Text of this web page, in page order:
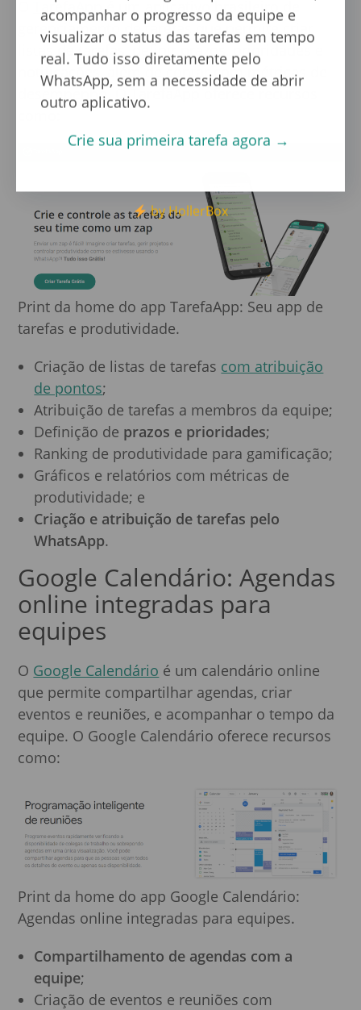
TarefaApp
é um aplicativo brasileiro de
gerenciamento de tarefas que permite criar
listas de tarefas, definir prazos, prioridades e
notificações, além de contar com métricas de
desempenho. O TarefaApp oferece recursos
Print da home do app TarefaApp: Seu app de
tarefas e produtividade.
Criação de listas de tarefas com atribuição
de pontos;
Atribuição de tarefas a membros da equipe;
Definição de prazos e prioridades;
Ranking de produtividade para gamificação;
Gráficos e relatórios com métricas de
produtividade; e
Criação e atribuição de tarefas pelo
WhatsApp.
Google Calendário: Agendas
online integradas para
equipes
O Google Calendário é um calendário online
que permite compartilhar agendas, criar
eventos e reuniões, e acompanhar o tempo da
equipe. O Google Calendário oferece recursos
como:
Print da home do app Google Calendário:
Agendas online integradas para equipes.
Compartilhamento de agendas com a
equipe;
Criação de eventos e reuniões com
acompanhar o progresso da equipe e
visualizar o status das tarefas em tempo
real. Tudo isso diretamente pelo
WhatsApp, sem a necessidade de abrir
outro aplicativo.
Crie sua primeira tarefa agora →
by HollerBox